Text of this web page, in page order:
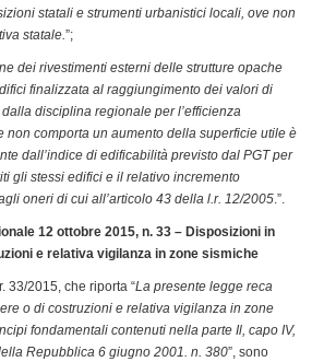
statali e strumenti urbanistici locali, ove non
statale.”;
dei rivestimenti esterni delle strutture opache
finalizzata al raggiungimento dei valori di
disciplina regionale per l’efficienza
non comporta un aumento della superficie utile è
dall’indice di edificabilità previsto dal PGT per
gli stessi edifici e il relativo incremento
oneri di cui all’articolo 43 della l.r. 12/2005.”.
12 ottobre 2015, n. 33 – Disposizioni in
e relativa vigilanza in zone sismiche
33/2015, che riporta “La presente legge reca
o di costruzioni e relativa vigilanza in zone
fondamentali contenuti nella parte Il, capo IV,
Repubblica 6 giugno 2001. n. 380”, sono